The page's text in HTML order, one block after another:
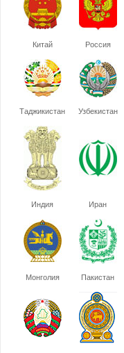
Китай Россия
Таджикистан Узбекистан
Индия Иран
Монголия Пакистан